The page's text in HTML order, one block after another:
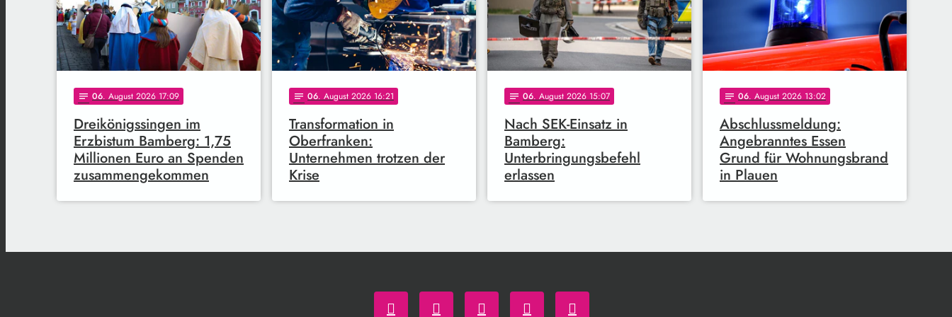
notes 06. August 2026 17:09
Dreikönigssingen im
Erzbistum Bamberg: 1,75
Millionen Euro an Spenden
zusammengekommen
notes 06. August 2026 16:21
Transformation in
Oberfranken:
Unternehmen trotzen der
Krise
notes 06. August 2026 15:07
Nach SEK-Einsatz in
Bamberg:
Unterbringungsbefehl
erlassen
notes 06. August 2026 13:02
Abschlussmeldung:
Angebranntes Essen
Grund für Wohnungsbrand
in Plauen